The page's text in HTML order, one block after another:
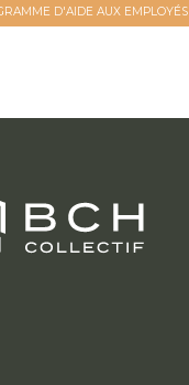
D'AIDE AUX EMPLOYÉS